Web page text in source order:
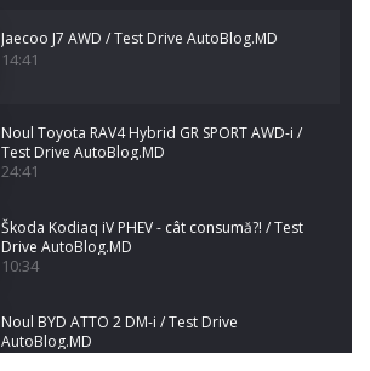
Jaecoo J7 AWD / Test Drive AutoBlog.MD
14:41
Noul Toyota RAV4 Hybrid GR SPORT AWD-i /
Test Drive AutoBlog.MD
24:41
Škoda Kodiaq iV PHEV - cât consumă?! / Test
Drive AutoBlog.MD
10:34
Noul BYD ATTO 2 DM-i / Test Drive
AutoBlog.MD
17:35